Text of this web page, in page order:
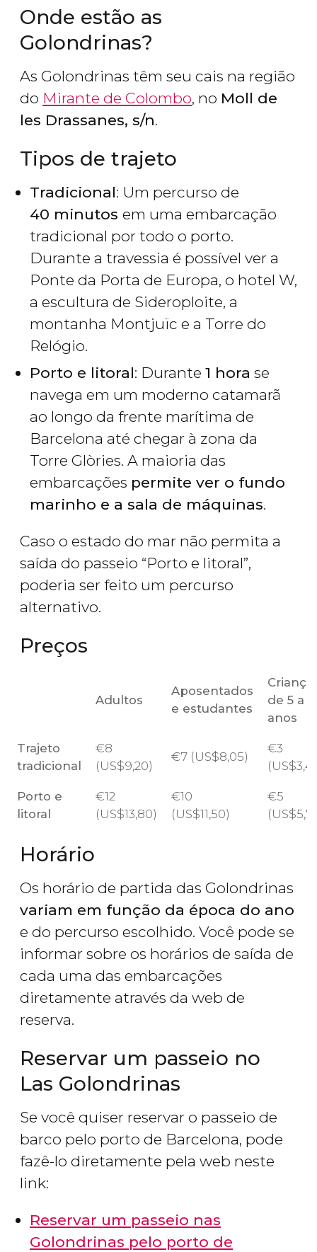
Onde estão as
Golondrinas?
As Golondrinas têm seu cais na região
do Mirante de Colombo, no Moll de
les Drassanes, s/n.
Tipos de trajeto
Tradicional: Um percurso de
40 minutos em uma embarcação
tradicional por todo o porto.
Durante a travessia é possível ver a
Ponte da Porta de Europa, o hotel W,
a escultura de Sideroploite, a
montanha Montjuïc e a Torre do
Relógio.
Porto e litoral: Durante 1 hora se
navega em um moderno catamarã
ao longo da frente marítima de
Barcelona até chegar à zona da
Torre Glòries. A maioria das
embarcações permite ver o fundo
marinho e a sala de máquinas.
Caso o estado do mar não permita a
saída do passeio “Porto e litoral”,
poderia ser feito um percurso
alternativo.
Preços
Adultos
Aposentados
e estudantes
de 5 a 11
anos
Trajeto
tradicional
€8
(US$9,20)
€7 (US$8,05)
€3
(US$
Porto e
litoral
€12
(US$13,80)
€10
(US$11,50)
€5
(US$
Horário
Os horário de partida das Golondrinas
variam em função da época do ano
e do percurso escolhido. Você pode se
informar sobre os horários de saída de
cada uma das embarcações
diretamente através da web de
reserva.
Reservar um passeio no
Las Golondrinas
Se você quiser reservar o passeio de
barco pelo porto de Barcelona, pode
fazê-lo diretamente pela web neste
link:
Reservar um passeio nas
Golondrinas pelo porto de